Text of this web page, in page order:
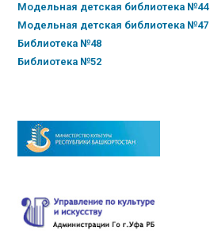
Модельная детская библиотека №44
Модельная детская библиотека №47
Библиотека №48
Библиотека №52